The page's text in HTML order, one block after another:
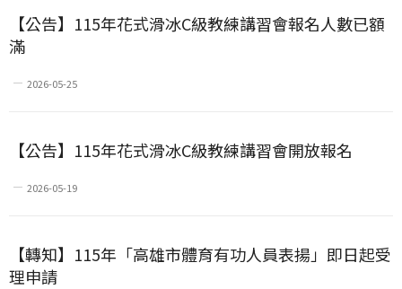
【公告】115年花式滑冰C級教練講習會報名人數已額
滿
2026-05-25
【公告】115年花式滑冰C級教練講習會開放報名
2026-05-19
【轉知】115年「高雄市體育有功人員表揚」即日起受
理申請